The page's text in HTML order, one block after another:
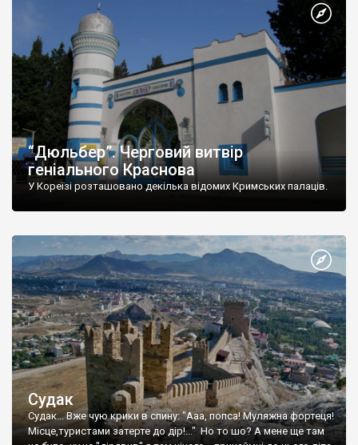
“Дюльбер”. Черговий витвір
геніального Краснова
У Кореїзі розташовано декілька відомих Кримських палаців.
Судак
Судак... Вже чую крики в спину: "Ааа, попса! Муляжна фортеця!
Місце,туристами затерте до дір!..." Но то шо? А мене ще там